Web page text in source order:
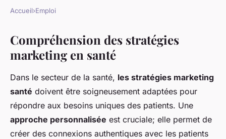
Les stratégies inédites du
marketing santé : Dévoilement
des clés du succès
Maël • 15 mars 2025 • 6 min de lecture
Accueil›Emploi
Compréhension des stratégies
marketing en santé
Dans le secteur de la santé, les stratégies marketing
santé doivent être soigneusement adaptées pour
répondre aux besoins uniques des patients. Une
approche personnalisée est cruciale; elle permet de
créer des connexions authentiques avec les patients